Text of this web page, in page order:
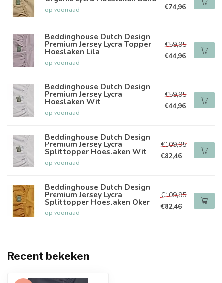
op voorraad
€74,96
Beddinghouse Dutch Design
Premium Jersey Lycra Topper
Hoeslaken Lila
op voorraad
€59,95
€44,96
Beddinghouse Dutch Design
Premium Jersey Lycra
Hoeslaken Wit
op voorraad
€59,95
€44,96
Beddinghouse Dutch Design
Premium Jersey Lycra
Splittopper Hoeslaken Wit
op voorraad
€109,95
€82,46
Beddinghouse Dutch Design
Premium Jersey Lycra
Splittopper Hoeslaken Oker
op voorraad
€109,95
€82,46
Recent bekeken